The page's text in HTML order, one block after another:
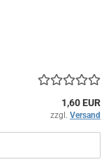
1,60 EUR
zzgl. Versand